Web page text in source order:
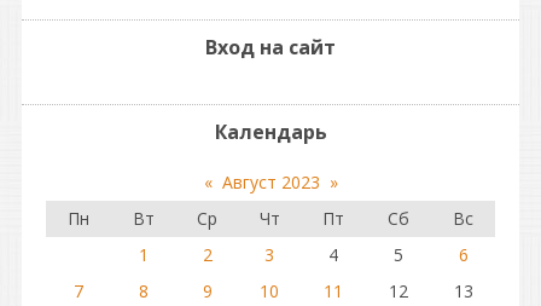
Вход на сайт
Календарь
« Август 2023 »
Пн
Вт Ср Чт Пт Сб
Вс
1
2 3 4 5
6
7
8 9 10 11 12
13